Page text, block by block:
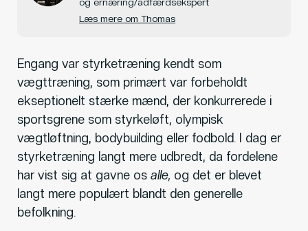
Læs mere om Thomas
Engang var styrketræning kendt som
vægttræning, som primært var forbeholdt
ekseptionelt stærke mænd, der konkurrerede i
sportsgrene som styrkeløft, olympisk
vægtløftning, bodybuilding eller fodbold. I dag er
styrketræning langt mere udbredt, da fordelene
har vist sig at gavne os alle, og det er blevet
langt mere populært blandt den generelle
befolkning.